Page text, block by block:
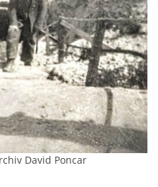
275
David Poncar